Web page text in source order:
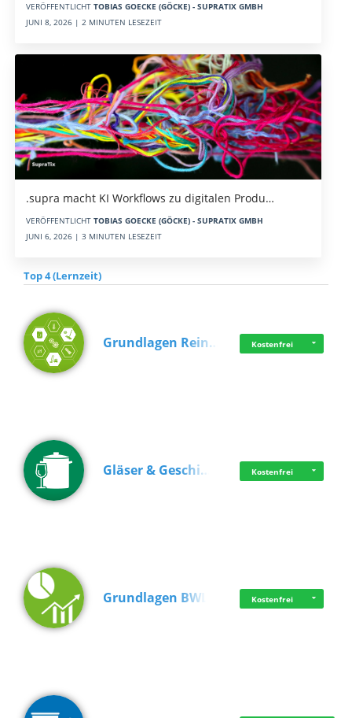
VERÖFFENTLICHT TOBIAS GOECKE (GÖCKE) - SUPRATIX GMBH
JUNI 8, 2026 | 2 MINUTEN LESEZEIT
.supra macht KI Workflows zu digitalen Produ…
VERÖFFENTLICHT TOBIAS GOECKE (GÖCKE) - SUPRATIX GMBH
JUNI 6, 2026 | 3 MINUTEN LESEZEIT
Top 4 (Lernzeit)
Grundlagen Rein… Kostenfrei
Gläser & Geschi… Kostenfrei
Grundlagen BWL Kostenfrei